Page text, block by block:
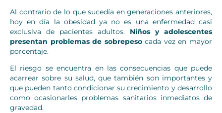
Al contrario de lo que sucedía en generaciones anteriores,
hoy en día la obesidad ya no es una enfermedad casi
exclusiva de pacientes adultos. Niños y adolescentes
presentan problemas de sobrepesocada vez en mayor
porcentaje.
El riesgo se encuentra en las consecuencias que puede
acarrear sobre su salud, que también son importantes y
que pueden tanto condicionar su crecimiento y desarrollo
como ocasionarles problemas sanitarios inmediatos de
gravedad.